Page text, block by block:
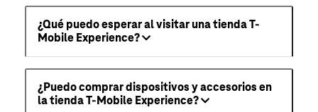
¿Qué puedo esperar al visitar una tienda T-
Mobile Experience?
¿Puedo comprar dispositivos y accesorios en
la tienda T-Mobile Experience?